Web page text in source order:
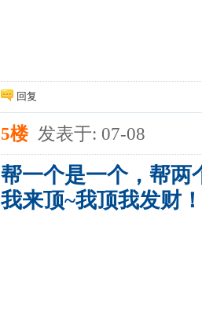
回复
5楼 发表于: 07-08
帮一个是一个，帮两
我来顶~我顶我发财！